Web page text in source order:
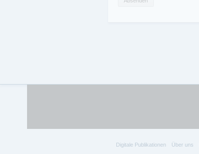
Digitale Publikationen Über uns